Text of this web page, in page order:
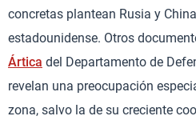
concretas plantean Rusia y
estadounidense. Otros
Ártica del Departamento de
revelan una preocupación
zona, salvo la de su creciente